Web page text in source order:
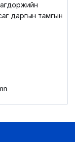
даргын тамгын